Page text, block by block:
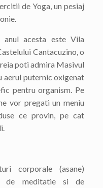
de Yoga, un pesiaj
anul acesta este Vila
Cantacuzino, o
poti admira Masivul
aerul puternic oxigenat
pentru organism. Pe
vor pregati un meniu
ce provin, pe cat
corporale (asane)
de meditatie si de